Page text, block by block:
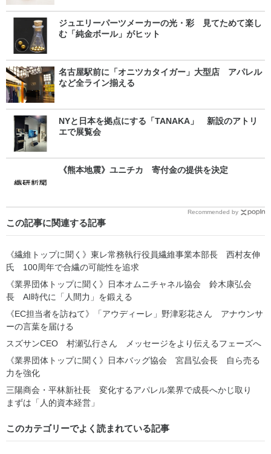
ジュエリーパーツメーカーの光・彩 見てためて楽し
む「純金ボール」がヒット
名古屋駅前に「オニツカタイガー」大型店 アパレル
など全ライン揃える
NYと日本を拠点にする「TANAKA」 新設のアトリ
エで展覧会
《熊本地震》ユニチカ 寄付金の提供を決定
Recommended by
この記事に関連する記事
《繊維トップに聞く》東レ常務執行役員繊維事業本部長 西村友伸
氏 100周年で合繊の可能性を追求
《業界団体トップに聞く》日本オムニチャネル協会 鈴木康弘会
長 AI時代に「人間力」を鍛える
《EC担当者を訪ねて》「アウディーレ」野津彩花さん アナウンサ
ーの言葉を届ける
スズサンCEO 村瀬弘行さん メッセージをより伝えるフェーズへ
《業界団体トップに聞く》日本バッグ協会 宮昌弘会長 自ら売る
力を強化
三陽商会・平林新社長 変化するアパレル業界で成長へかじ取り
まずは「人的資本経営」
このカテゴリーでよく読まれている記事